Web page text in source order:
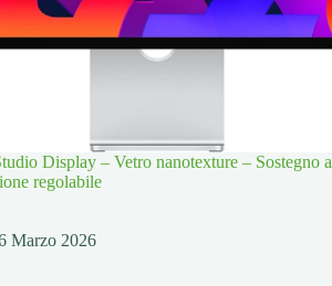
Display – Vetro nanotexture – Sostegno a
regolabile
Marzo 2026